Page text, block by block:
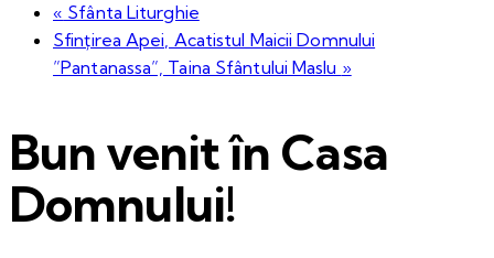
« Sfânta Liturghie
Sfințirea Apei, Acatistul Maicii Domnului
”Pantanassa”, Taina Sfântului Maslu »
Bun venit în Casa
Domnului!